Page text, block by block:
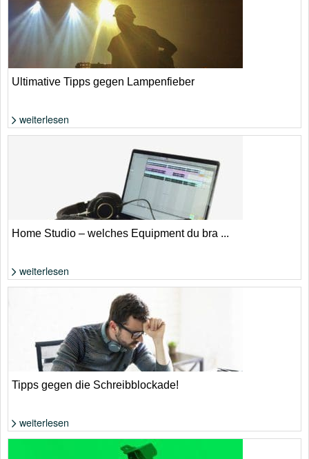
Foto: Shutterstock von Yoh_ann
Ultimative Tipps gegen Lampenfieber
weiterlesen
Home Studio – welches Equipment du bra ...
weiterlesen
Was tun, wenn einem nichts (mehr) einfällt? | Foto: Shutterstock von
Tipps gegen die Schreibblockade!
weiterlesen